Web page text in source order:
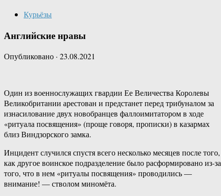
Курьёзы
Английские нравы
Опубликовано · 23.08.2021
Один из военнослужащих гвардии Ее Величества Королевы
Великобритании арестован и предстанет перед трибуналом за
изнасилование двух новобранцев фаллоимитатором в ходе
«ритуала посвящения» (проще говоря, прописки) в казармах
близ Виндзорского замка.
Инцидент случился спустя всего несколько месяцев после того,
как другое воинское подразделение было расформировано из-за
того, что в нем «ритуалы посвящения» проводились —
внимание! — стволом миномёта.